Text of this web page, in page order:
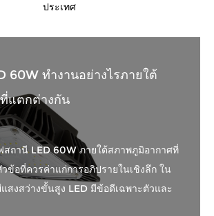
ประเทศ
60W ทำงานอย่างไรภายใต้
แตกต่างกัน
สถานี LED 60W ภายใต้สภาพภูมิอากาศที่
ข้อที่ควรค่าแก่การอภิปรายในเชิงลึก ใน
สงสว่างขั้นสูง LED มีข้อดีเฉพาะตัวและ